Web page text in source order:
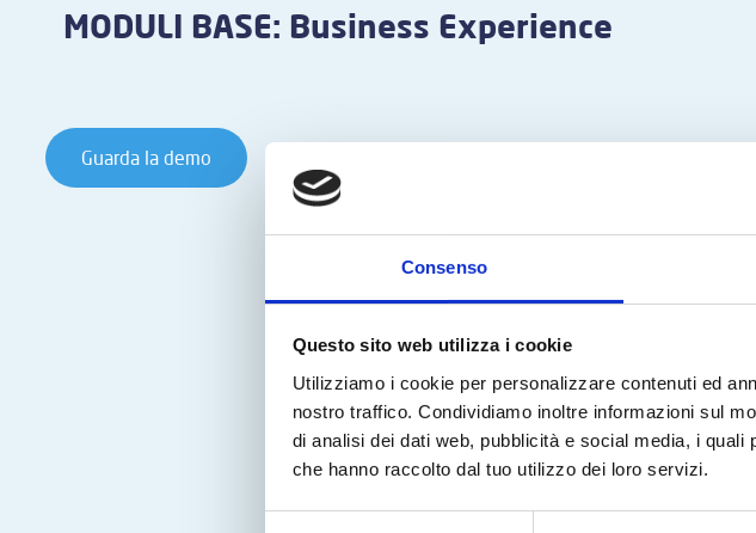
Consenso
Questo sito web utilizza i cookie
Utilizziamo i cookie per personalizzare contenuti ed
nostro traffico. Condividiamo inoltre informazioni sul
di analisi dei dati web, pubblicità e social media, i
che hanno raccolto dal tuo utilizzo dei loro servizi.
MODULI BASE: Business Experience
Guarda la demo